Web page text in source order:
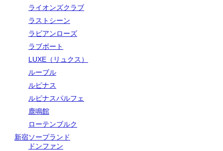
ライオンズクラブ
ラストシーン
ラビアンローズ
ラブボート
LUXE（リュクス）
ルーブル
ルピナス
ルピナスパルフェ
鹿鳴館
ローテンブルク
新宿ソープランド
ドンファン